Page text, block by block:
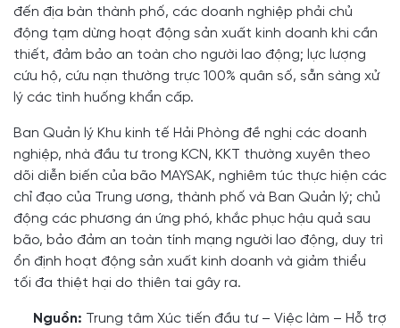
đến địa bàn thành phố, các doanh nghiệp phải chủ
động tạm dừng hoạt động sản xuất kinh doanh khi cần
thiết, đảm bảo an toàn cho người lao động; lực lượng
cứu hộ, cứu nạn thường trực 100% quân số, sẵn sàng xử
lý các tình huống khẩn cấp.
Ban Quản lý Khu kinh tế Hải Phòng đề nghị các doanh
nghiệp, nhà đầu tư trong KCN, KKT thường xuyên theo
dõi diễn biến của bão MAYSAK, nghiêm túc thực hiện các
chỉ đạo của Trung ương, thành phố và Ban Quản lý; chủ
động các phương án ứng phó, khắc phục hậu quả sau
bão, bảo đảm an toàn tính mạng người lao động, duy trì
ổn định hoạt động sản xuất kinh doanh và giảm thiểu
tối đa thiệt hại do thiên tai gây ra.
Nguồn: Trung tâm Xúc tiến đầu tư – Việc làm – Hỗ trợ